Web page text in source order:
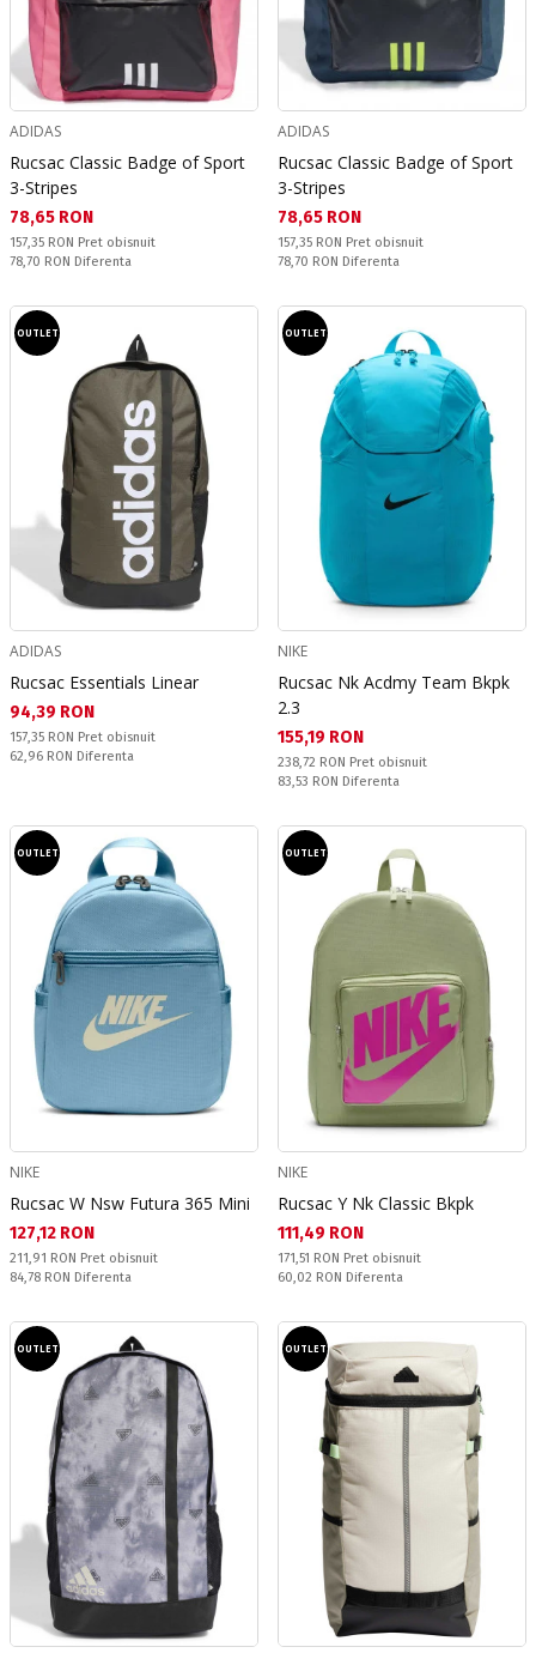
ADIDAS
Rucsac Classic Badge of Sport
3-Stripes
Текуща цена:
78,65 RON
Pret obisnuit:
157,35 RON Pret obisnuit
Спестявате:
78,70 RON Diferenta
ADIDAS
Rucsac Classic Badge of Sport
3-Stripes
Текуща цена:
78,65 RON
Pret obisnuit:
157,35 RON Pret obisnuit
Спестявате:
78,70 RON Diferenta
OUTLET
ADIDAS
Rucsac Essentials Linear
Текуща цена:
94,39 RON
Pret obisnuit:
157,35 RON Pret obisnuit
Спестявате:
62,96 RON Diferenta
OUTLET
NIKE
Rucsac Nk Acdmy Team Bkpk
2.3
Текуща цена:
155,19 RON
Pret obisnuit:
238,72 RON Pret obisnuit
Спестявате:
83,53 RON Diferenta
OUTLET
NIKE
Rucsac W Nsw Futura 365 Mini
Текуща цена:
127,12 RON
Pret obisnuit:
211,91 RON Pret obisnuit
Спестявате:
84,78 RON Diferenta
OUTLET
NIKE
Rucsac Y Nk Classic Bkpk
Текуща цена:
111,49 RON
Pret obisnuit:
171,51 RON Pret obisnuit
Спестявате:
60,02 RON Diferenta
OUTLET OUTLET